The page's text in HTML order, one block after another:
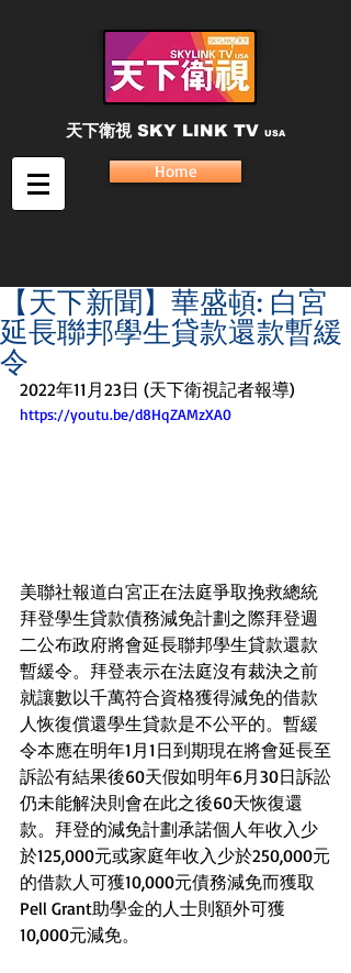
天下衛視 SKY LINK TV USA
Home
【天下新聞】華盛頓: 白宮
延長聯邦學生貸款還款暫緩
令
2022年11月23日 (天下衛視記者報導)
https://youtu.be/d8HqZAMzXA0
美聯社報道白宮正在法庭爭取挽救總統
拜登學生貸款債務減免計劃之際拜登週
二公布政府將會延長聯邦學生貸款還款
暫緩令。拜登表示在法庭沒有裁決之前
就讓數以千萬符合資格獲得減免的借款
人恢復償還學生貸款是不公平的。暫緩
令本應在明年1月1日到期現在將會延長至
訴訟有結果後60天假如明年6月30日訴訟
仍未能解決則會在此之後60天恢復還
款。拜登的減免計劃承諾個人年收入少
於125,000元或家庭年收入少於250,000元
的借款人可獲10,000元債務減免而獲取
Pell Grant助學金的人士則額外可獲
10,000元減免。